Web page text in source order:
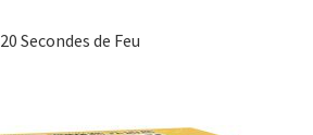
20 Secondes de Feu